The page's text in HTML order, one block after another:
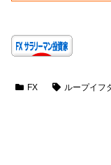
FX ループイフ